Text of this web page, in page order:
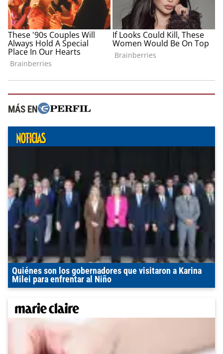
MÁS EN
Quiénes son los gobernadores que visitaron a Karina
Milei para enfrentar al Niño